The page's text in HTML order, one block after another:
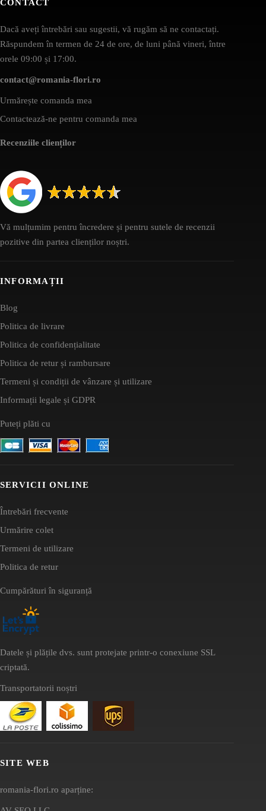
CONTACT
Dacă aveți întrebări sau sugestii, vă rugăm să ne contactați.
Răspundem în termen de 24 de ore, de luni până vineri, între
orele 09:00 și 17:00.
contact@romania-flori.ro
Urmărește comanda mea
Contactează-ne pentru comanda mea
Recenziile clienților
Vă mulțumim pentru încredere și pentru sutele de recenzii
pozitive din partea clienților noștri.
INFORMAȚII
Blog
Politica de livrare
Politica de confidențialitate
Politica de retur și rambursare
Termeni și condiții de vânzare și utilizare
Informații legale și GDPR
Puteți plăti cu
SERVICII ONLINE
Întrebări frecvente
Urmărire colet
Termeni de utilizare
Politica de retur
Cumpărături în siguranță
Datele și plățile dvs. sunt protejate printr-o conexiune SSL
criptată.
Transportatorii noștri
SITE WEB
romania-flori.ro aparține: